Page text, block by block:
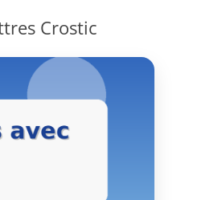
Crostic